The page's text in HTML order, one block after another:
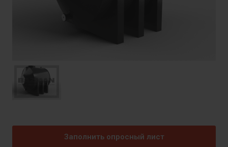
Заполнить опросный лист